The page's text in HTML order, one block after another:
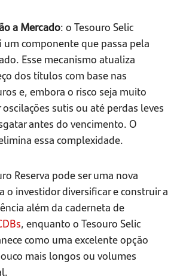
a Mercado: o Tesouro Selic
componente que passa pela
Esse mecanismo atualiza
dos títulos com base nas
e, embora o risco seja muito
sutis ou até perdas leves
antes do vencimento. O
essa complexidade.
Reserva pode ser uma nova
o investidor diversificar e construir a
além da caderneta de
, enquanto o Tesouro Selic
como uma excelente opção
mais longos ou volumes